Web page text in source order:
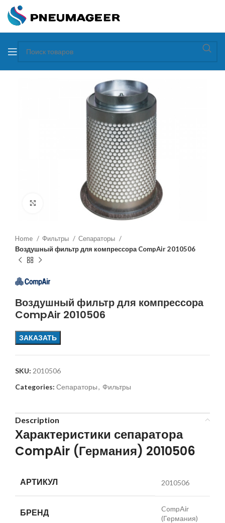
Home Фильтры
Сепараторы
Воздушный фильтр для компрессора CompAir 2010506
Воздушный фильтр для компрессора
CompAir 2010506
ЗАКАЗАТЬ
SKU: 2010506
Categories: Сепараторы, Фильтры
Description
Характеристики сепаратора
CompAir (Германия) 2010506
АРТИКУЛ 2010506
БРЕНД
CompAir
(Германия)